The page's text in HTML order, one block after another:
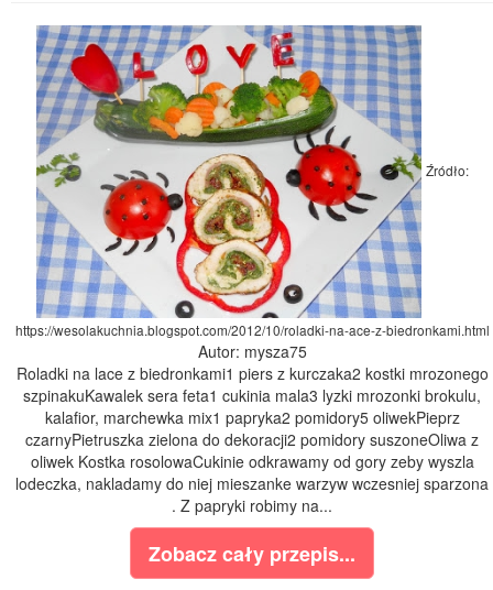
Źródło:
https://wesolakuchnia.blogspot.com/2012/10/roladki-na-ace-z-biedronkami.html
Autor: mysza75
Roladki na lace z biedronkami1 piers z kurczaka2 kostki mrozonego
szpinakuKawalek sera feta1 cukinia mala3 lyzki mrozonki brokulu,
kalafior, marchewka mix1 papryka2 pomidory5 oliwekPieprz
czarnyPietruszka zielona do dekoracji2 pomidory suszoneOliwa z
oliwek Kostka rosolowaCukinie odkrawamy od gory zeby wyszla
lodeczka, nakladamy do niej mieszanke warzyw wczesniej sparzona
. Z papryki robimy na...
Zobacz cały przepis...